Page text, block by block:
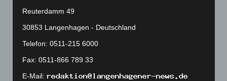
April 2023(155)
März 2023
(174)
Februar 2023 (154)
Reuterdamm 49
30853 Langenhagen - Deutschland
Telefon: 0511-215 6000
Fax: 0511-866 789 33
E-Mail: